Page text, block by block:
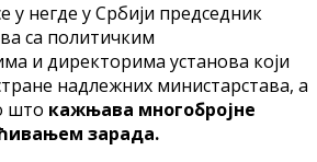
у негде у Србији председник
са политичким
и директорима установа који
надлежних министарстава, а
што кажњава многобројне
зарада.